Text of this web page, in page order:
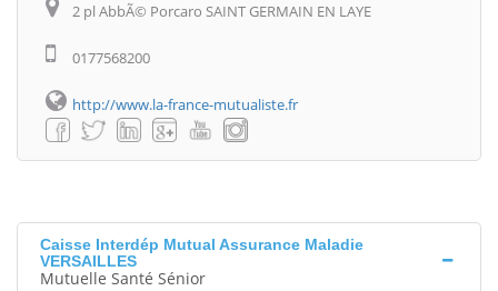
2 pl AbbÃ© Porcaro SAINT GERMAIN EN LAYE
0177568200
http://www.la-france-mutualiste.fr
Caisse Interdép Mutual Assurance Maladie
VERSAILLES
Mutuelle Santé Sénior